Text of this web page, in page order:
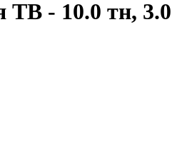
ТВ - 10.0 тн, 3.0